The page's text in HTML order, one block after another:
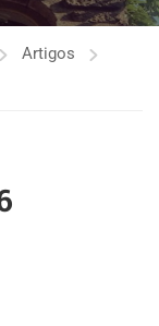
Artigos